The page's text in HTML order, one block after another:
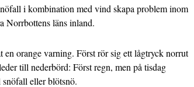
i kombination med vind skapa problem inom
Norrbottens läns inland.
orange varning. Först rör sig ett lågtryck norrut
till nederbörd: Först regn, men på tisdag
eller blötsnö.